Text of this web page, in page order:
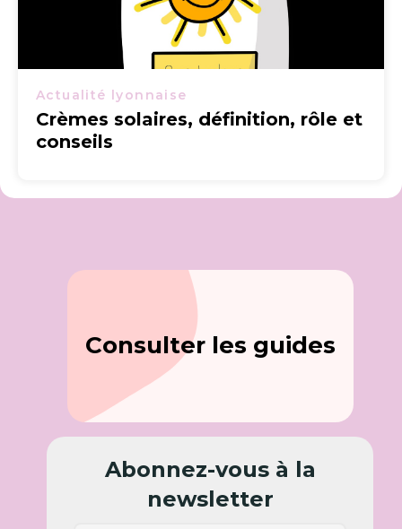
Actualité lyonnaise
Crèmes solaires, définition, rôle et
conseils
Consulter les guides
Abonnez-vous à la
newsletter